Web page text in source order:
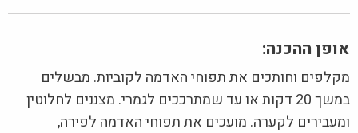
אופן ההכנה:
מקלפים וחותכים את תפוחי האדמה לקוביות. מבשלים
במשך 20 דקות או עד שמתרככים לגמרי. מצננים לחלוטין
ומעבירים לקערה. מועכים את תפוחי האדמה לפירה,